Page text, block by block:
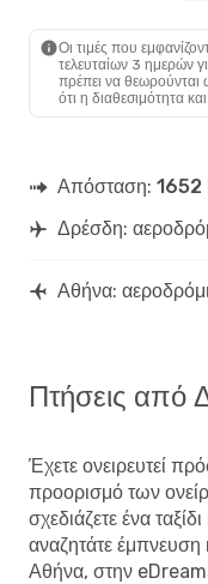
Οι τιμές που
τελευταίων 3 ημερών
πρέπει να θεωρούνται
ότι η διαθεσιμότητα
Απόσταση: 1652
Δρέσδη:
Αθήνα:
Πτήσεις από
Έχετε ονειρευτεί
προορισμό των
σχεδιάζετε ένα
αναζητάτε έμπνευση
Αθήνα, στην